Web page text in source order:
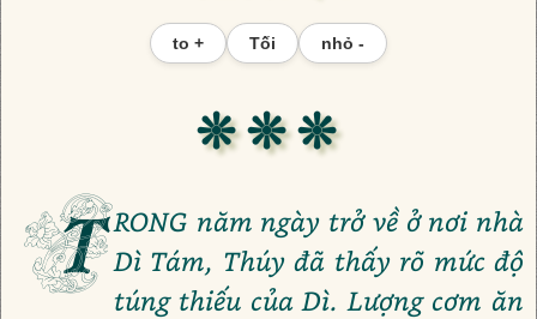
to + Tối nhỏ -
❊ ❊ ❊
T RONG năm ngày trở về ở nơi nhà
Dì Tám, Thúy đã thấy rõ mức độ
túng thiếu của Dì. Lượng cơm ăn